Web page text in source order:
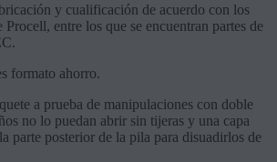
y cualificación de acuerdo con los
Procell, entre los que se encuentran partes de
formato ahorro.
a prueba de manipulaciones con doble
no lo puedan abrir sin tijeras y una capa
parte posterior de la pila para disuadirlos de